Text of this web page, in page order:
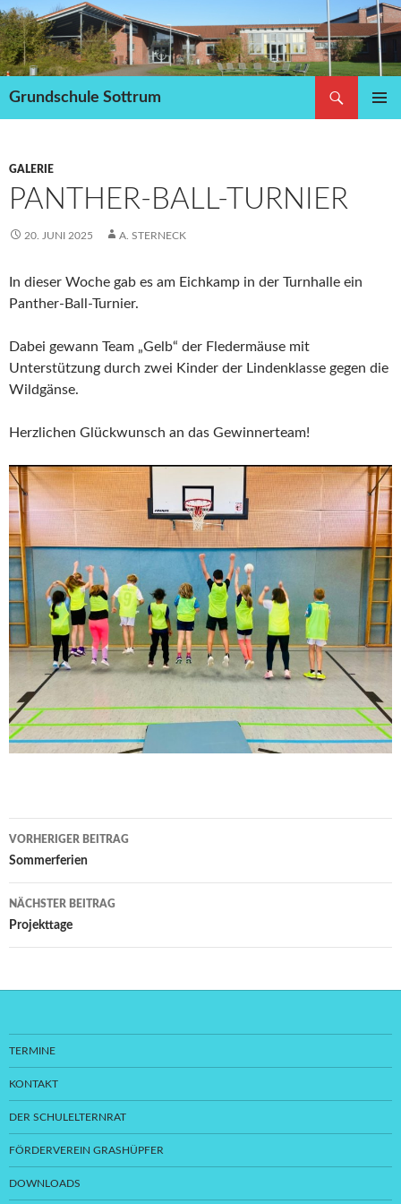
Zum
Inhalt
springen
Grundschule Sottrum
GALERIE
PANTHER-BALL-TURNIER
20. JUNI 2025 A. STERNECK
In dieser Woche gab es am Eichkamp in der Turnhalle ein
Panther-Ball-Turnier.
Dabei gewann Team „Gelb“ der Fledermäuse mit
Unterstützung durch zwei Kinder der Lindenklasse gegen die
Wildgänse.
Herzlichen Glückwunsch an das Gewinnerteam!
Beitragsnavigation
VORHERIGER BEITRAG
Sommerferien
NÄCHSTER BEITRAG
Projekttage
TERMINE
KONTAKT
DER SCHULELTERNRAT
FÖRDERVEREIN GRASHÜPFER
DOWNLOADS